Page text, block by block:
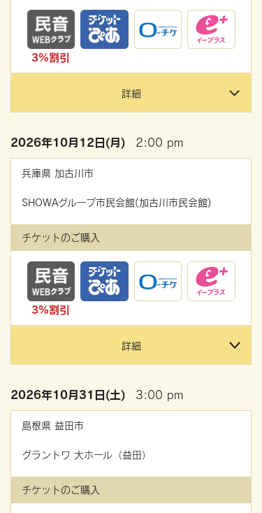
3%割引
詳細
2026年10月12日(月) 2:00 pm
兵庫県 加古川市
SHOWAグループ市民会館(加古川市民会館)
チケットのご購入
3%割引
詳細
2026年10月31日(土) 3:00 pm
島根県 益田市
グラントワ 大ホール（益田）
チケットのご購入